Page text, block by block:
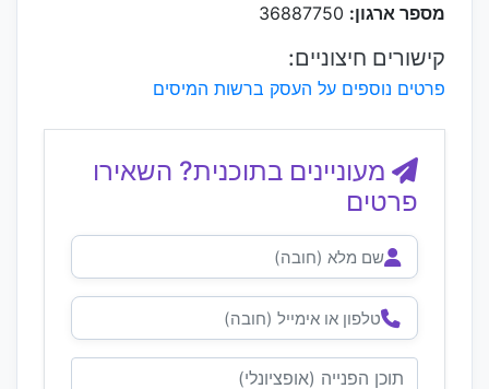
מספר ארגון:
קישורים חיצוניים:
פרטים נוספים על העסק ברשות המיסים
מעוניינים בתוכנית? השאירו
פרטים